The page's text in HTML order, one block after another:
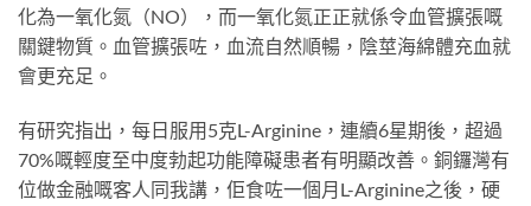
化為一氧化氮（NO），而一氧化氮正正就係令血管擴張嘅
關鍵物質。血管擴張咗，血流自然順暢，陰莖海綿體充血就
會更充足。
有研究指出，每日服用5克L-Arginine，連續6星期後，超過
70%嘅輕度至中度勃起功能障礙患者有明顯改善。銅鑼灣有
位做金融嘅客人同我講，佢食咗一個月L-Arginine之後，硬